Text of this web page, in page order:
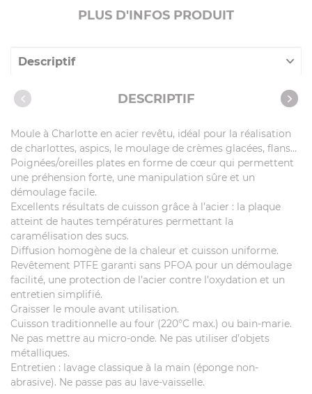
PLUS D'INFOS PRODUIT
Descriptif
Caractéristiques DESCRIPTIF
Moule à Charlotte en acier revêtu, idéal pour la réalisation
de charlottes, aspics, le moulage de crèmes glacées, flans…
Poignées/oreilles plates en forme de cœur qui permettent
une préhension forte, une manipulation sûre et un
démoulage facile.
Excellents résultats de cuisson grâce à l’acier : la plaque
atteint de hautes températures permettant la
caramélisation des sucs.
Diffusion homogène de la chaleur et cuisson uniforme.
Revêtement PTFE garanti sans PFOA pour un démoulage
facilité, une protection de l’acier contre l’oxydation et un
entretien simplifié.
Graisser le moule avant utilisation.
Cuisson traditionnelle au four (220°C max.) ou bain-marie.
Ne pas mettre au micro-onde. Ne pas utiliser d’objets
métalliques.
Entretien : lavage classique à la main (éponge non-
abrasive). Ne passe pas au lave-vaisselle.